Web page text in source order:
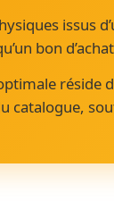
issus
bon
réside
catalogue,